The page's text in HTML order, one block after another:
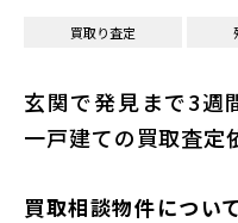
買取り査定
玄関で発見まで3週
一戸建ての買取査定
買取相談物件について